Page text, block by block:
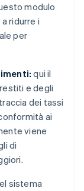
modulo
ridurre i
per
qui il
e degli
dei tassi
ai
viene
di
sistema